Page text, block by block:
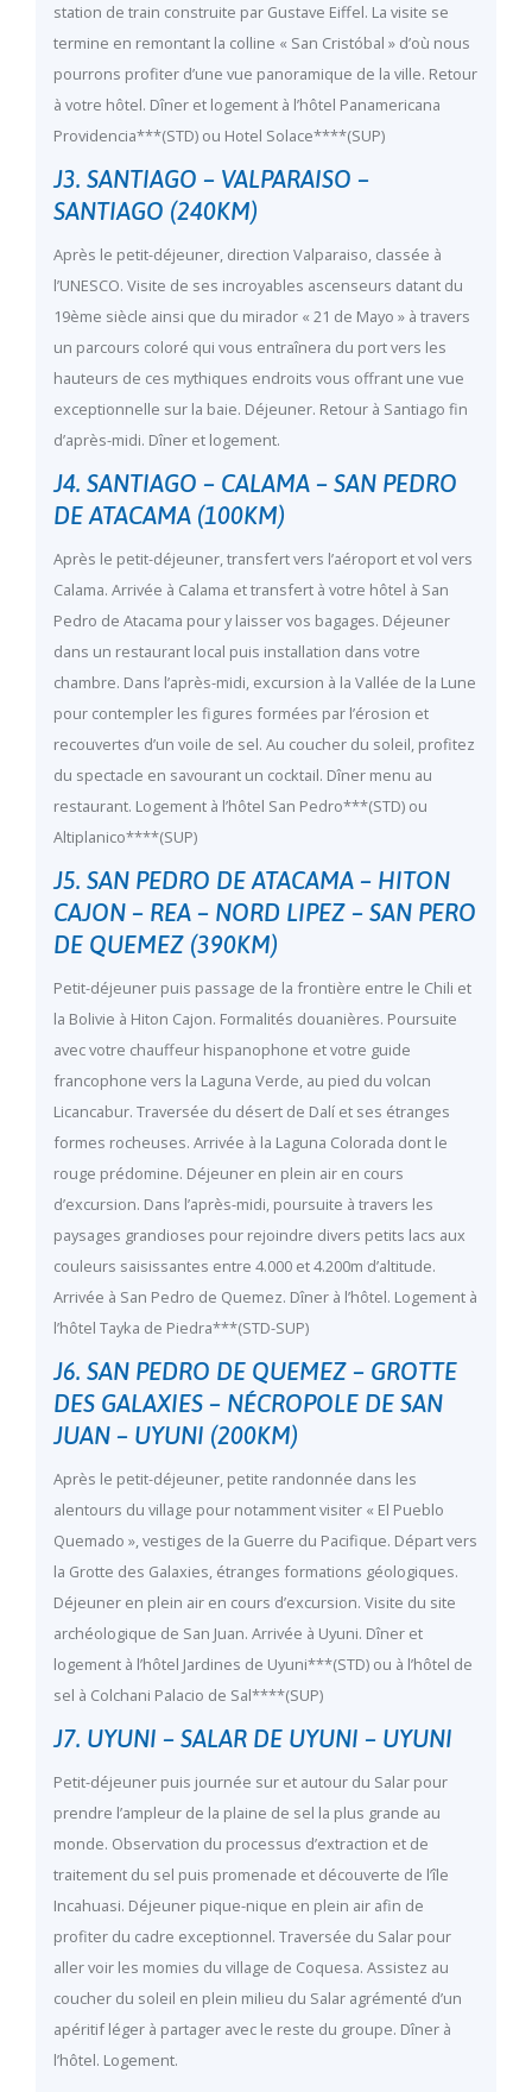
station de train construite par Gustave Eiffel. La visite se
termine en remontant la colline « San Cristóbal » d’où nous
pourrons profiter d’une vue panoramique de la ville. Retour
à votre hôtel. Dîner et logement à l’hôtel Panamericana
Providencia***(STD) ou Hotel Solace****(SUP)
J3. SANTIAGO – VALPARAISO –
SANTIAGO (240KM)
Après le petit-déjeuner, direction Valparaiso, classée à
l’UNESCO. Visite de ses incroyables ascenseurs datant du
19ème siècle ainsi que du mirador « 21 de Mayo » à travers
un parcours coloré qui vous entraînera du port vers les
hauteurs de ces mythiques endroits vous offrant une vue
exceptionnelle sur la baie. Déjeuner. Retour à Santiago fin
d’après-midi. Dîner et logement.
J4. SANTIAGO – CALAMA – SAN PEDRO
DE ATACAMA (100KM)
Après le petit-déjeuner, transfert vers l’aéroport et vol vers
Calama. Arrivée à Calama et transfert à votre hôtel à San
Pedro de Atacama pour y laisser vos bagages. Déjeuner
dans un restaurant local puis installation dans votre
chambre. Dans l’après-midi, excursion à la Vallée de la Lune
pour contempler les figures formées par l’érosion et
recouvertes d’un voile de sel. Au coucher du soleil, profitez
du spectacle en savourant un cocktail. Dîner menu au
restaurant. Logement à l’hôtel San Pedro***(STD) ou
Altiplanico****(SUP)
J5. SAN PEDRO DE ATACAMA – HITON
CAJON – REA – NORD LIPEZ – SAN PERO
DE QUEMEZ (390KM)
Petit-déjeuner puis passage de la frontière entre le Chili et
la Bolivie à Hiton Cajon. Formalités douanières. Poursuite
avec votre chauffeur hispanophone et votre guide
francophone vers la Laguna Verde, au pied du volcan
Licancabur. Traversée du désert de Dalí et ses étranges
formes rocheuses. Arrivée à la Laguna Colorada dont le
rouge prédomine. Déjeuner en plein air en cours
d’excursion. Dans l’après-midi, poursuite à travers les
paysages grandioses pour rejoindre divers petits lacs aux
couleurs saisissantes entre 4.000 et 4.200m d’altitude.
Arrivée à San Pedro de Quemez. Dîner à l’hôtel. Logement à
l’hôtel Tayka de Piedra***(STD-SUP)
J6. SAN PEDRO DE QUEMEZ – GROTTE
DES GALAXIES – NÉCROPOLE DE SAN
JUAN – UYUNI (200KM)
Après le petit-déjeuner, petite randonnée dans les
alentours du village pour notamment visiter « El Pueblo
Quemado », vestiges de la Guerre du Pacifique. Départ vers
la Grotte des Galaxies, étranges formations géologiques.
Déjeuner en plein air en cours d’excursion. Visite du site
archéologique de San Juan. Arrivée à Uyuni. Dîner et
logement à l’hôtel Jardines de Uyuni***(STD) ou à l’hôtel de
sel à Colchani Palacio de Sal****(SUP)
J7. UYUNI – SALAR DE UYUNI – UYUNI
Petit-déjeuner puis journée sur et autour du Salar pour
prendre l’ampleur de la plaine de sel la plus grande au
monde. Observation du processus d’extraction et de
traitement du sel puis promenade et découverte de l’île
Incahuasi. Déjeuner pique-nique en plein air afin de
profiter du cadre exceptionnel. Traversée du Salar pour
aller voir les momies du village de Coquesa. Assistez au
coucher du soleil en plein milieu du Salar agrémenté d’un
apéritif léger à partager avec le reste du groupe. Dîner à
l’hôtel. Logement.